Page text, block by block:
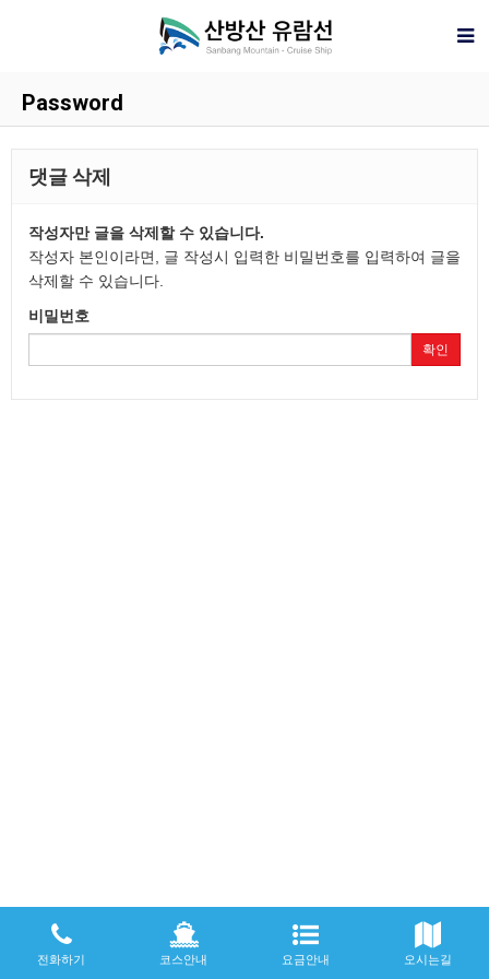
Password
댓글 삭제
작성자만 글을 삭제할 수 있습니다.
작성자 본인이라면, 글 작성시 입력한 비밀번호를 입력하여 글을
삭제할 수 있습니다.
비밀번호
확인
전화하기 코스안내 요금안내 오시는길